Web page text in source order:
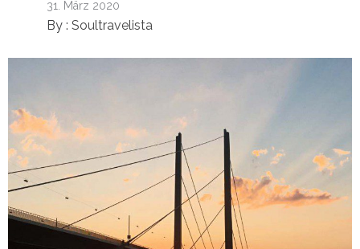
31. März 2020
By : Soultravelista